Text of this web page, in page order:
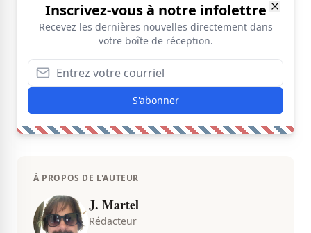
Inscrivez-vous à notre infolettre
Recevez les dernières nouvelles directement dans
votre boîte de réception.
S'abonner
À PROPOS DE L'AUTEUR
J. Martel
Rédacteur